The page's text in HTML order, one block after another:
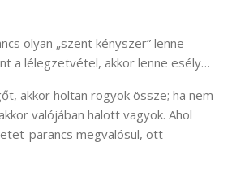
olyan „szent kényszer” lenne
a lélegzetvétel, akkor lenne esély…
akkor holtan rogyok össze; ha nem
valójában halott vagyok. Ahol
parancs megvalósul, ott